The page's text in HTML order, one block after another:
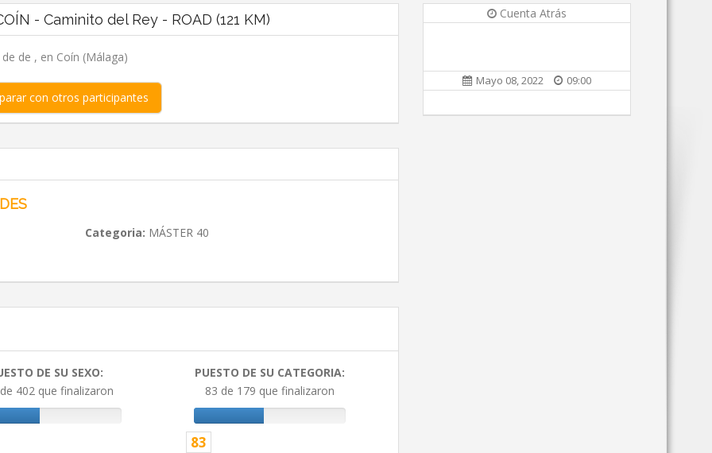
- Caminito del Rey - ROAD (121 KM)
de , en Coín (Málaga)
con otros participantes
Categoria: MÁSTER 40
DE SU SEXO:
402 que finalizaron
PUESTO DE SU CATEGORIA:
83 de 179 que finalizaron
83
Cuenta Atrás
Mayo 08, 2022 09:00